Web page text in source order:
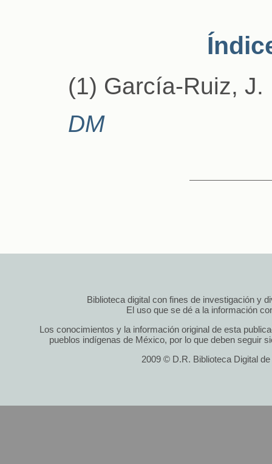
(1) García-Ruiz, J.
DM
Biblioteca digital con fines de investigación y
El uso que se dé a la información
Los conocimientos y la información original de esta
pueblos indígenas de México, por lo que deben seguir
2009 © D.R. Biblioteca Digital